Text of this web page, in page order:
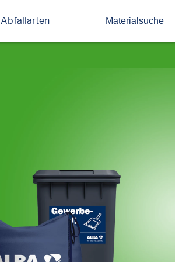
Abfallarten Materialsuche